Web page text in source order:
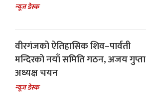
न्यूज डेस्क
वीरगंजको ऐतिहासिक शिव–पार्वती
मन्दिरको नयाँ समिति गठन, अजय गुप्ता
अध्यक्ष चयन
न्यूज डेस्क